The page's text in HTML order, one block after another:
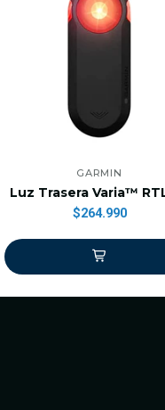
GARMIN
Luz Trasera Varia™
$264.990